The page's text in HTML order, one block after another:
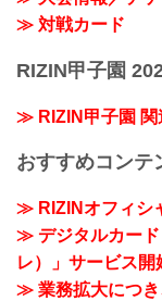
≫ 対戦カード
RIZIN甲子園
≫ RIZIN甲子園 関
おすすめコンテ
≫ RIZINオフィシ
≫ デジタルカード
レ）」サービス開
≫ 業務拡大につき